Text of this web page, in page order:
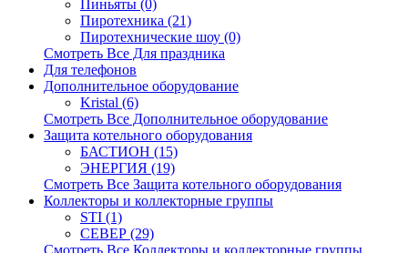
Пиньяты (0)
Пиротехника (21)
Пиротехнические шоу (0)
Смотреть Все Для праздника
Для телефонов
Дополнительное оборудование
Kristal (6)
Смотреть Все Дополнительное оборудование
Защита котельного оборудования
БАСТИОН (15)
ЭНЕРГИЯ (19)
Смотреть Все Защита котельного оборудования
Коллекторы и коллекторные группы
STI (1)
СЕВЕР (29)
Смотреть Все Коллекторы и коллекторные группы